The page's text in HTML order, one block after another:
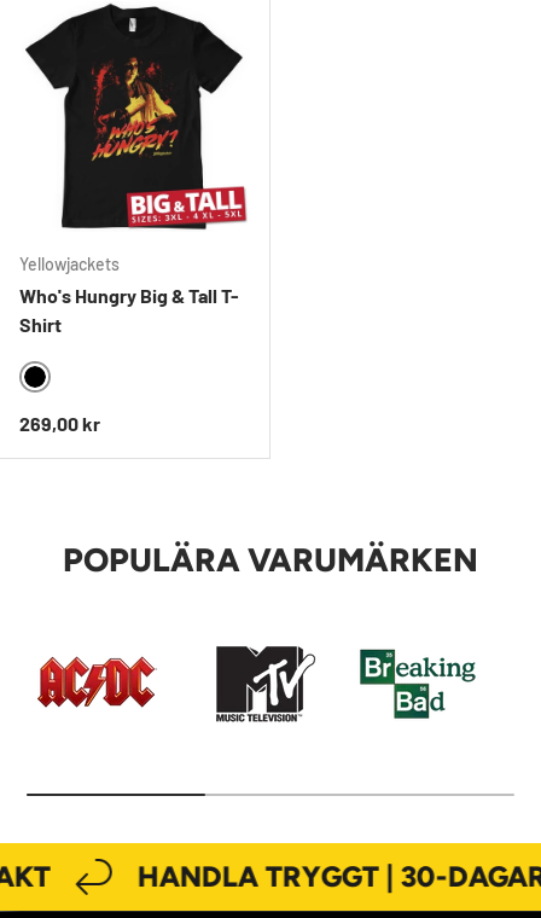
Yellowjackets
Who's Hungry Big & Tall T-
Shirt
BLACK
Ordinarie pris
269,00 kr
POPULÄRA VARUMÄRKEN
HANDLA TRYGGT | 30-